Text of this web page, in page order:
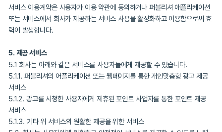
수 있습니다. 단 회사가 전항에 따라 회원에게 통지하면서 개정약관
지 거부의사를 표시하지 아니하면 승인한 것으로 본다는 뜻을 명확
음에도 서비스 이용 중지 또는 거부의 의사표시가 없는 경우에는 변
3.6. 본 조의 규정에 의하여 개정 약관은 원칙적으로 그 효력 발생
래를 향하여 유효합니다.
4. 이용계약 효력 발생
서비스 이용계약은 사용자가 이용 약관에 동의하거나 퍼블리셔 애플
또는 서비스에서 회사가 제공하는 서비스 사용을 활성화하고 이용함